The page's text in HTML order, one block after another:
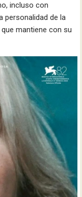
incluso con
personalidad de la
mantiene con su